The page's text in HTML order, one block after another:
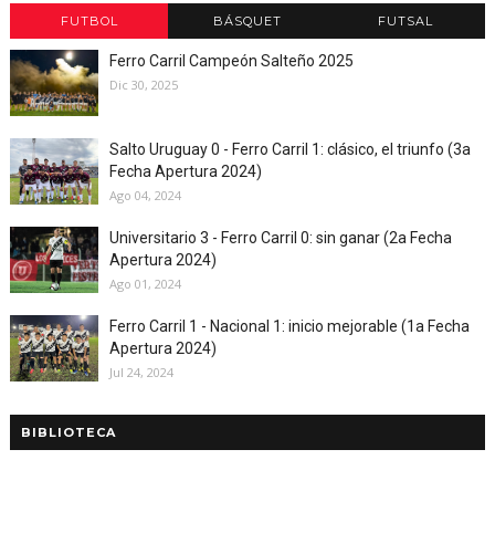
FUTBOL BÁSQUET FUTSAL
Ferro Carril Campeón Salteño 2025
Dic 30, 2025
Salto Uruguay 0 - Ferro Carril 1: clásico, el triunfo (3a
Fecha Apertura 2024)
Ago 04, 2024
Universitario 3 - Ferro Carril 0: sin ganar (2a Fecha
Apertura 2024)
Ago 01, 2024
Ferro Carril 1 - Nacional 1: inicio mejorable (1a Fecha
Apertura 2024)
Jul 24, 2024
BIBLIOTECA